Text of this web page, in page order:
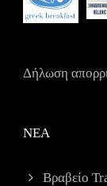
Δήλωση
ΝΕΑ
Βραβείο